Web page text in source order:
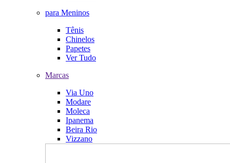
para Meninos
Tênis
Chinelos
Papetes
Ver Tudo
Marcas
Via Uno
Modare
Moleca
Ipanema
Beira Rio
Vizzano